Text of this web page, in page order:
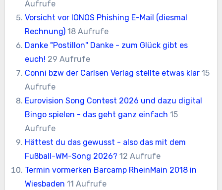
Aufrufe
Vorsicht vor IONOS Phishing E-Mail (diesmal
Rechnung) 18 Aufrufe
Danke "Postillon" Danke - zum Glück gibt es
euch! 29 Aufrufe
Conni bzw der Carlsen Verlag stellte etwas klar 15
Aufrufe
Eurovision Song Contest 2026 und dazu digital
Bingo spielen - das geht ganz einfach 15
Aufrufe
Hättest du das gewusst - also das mit dem
Fußball-WM-Song 2026? 12 Aufrufe
Termin vormerken Barcamp RheinMain 2018 in
Wiesbaden 11 Aufrufe